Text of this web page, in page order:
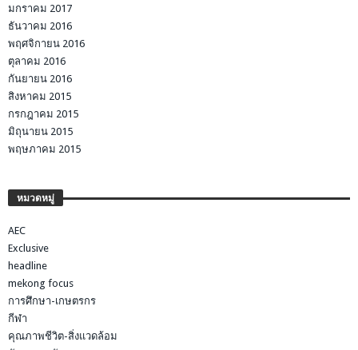
มกราคม 2017
ธันวาคม 2016
พฤศจิกายน 2016
ตุลาคม 2016
กันยายน 2016
สิงหาคม 2015
กรกฎาคม 2015
มิถุนายน 2015
พฤษภาคม 2015
หมวดหมู่
AEC
Exclusive
headline
mekong focus
การศึกษา-เกษตรกร
กีฬา
คุณภาพชีวิต-สิ่งแวดล้อม